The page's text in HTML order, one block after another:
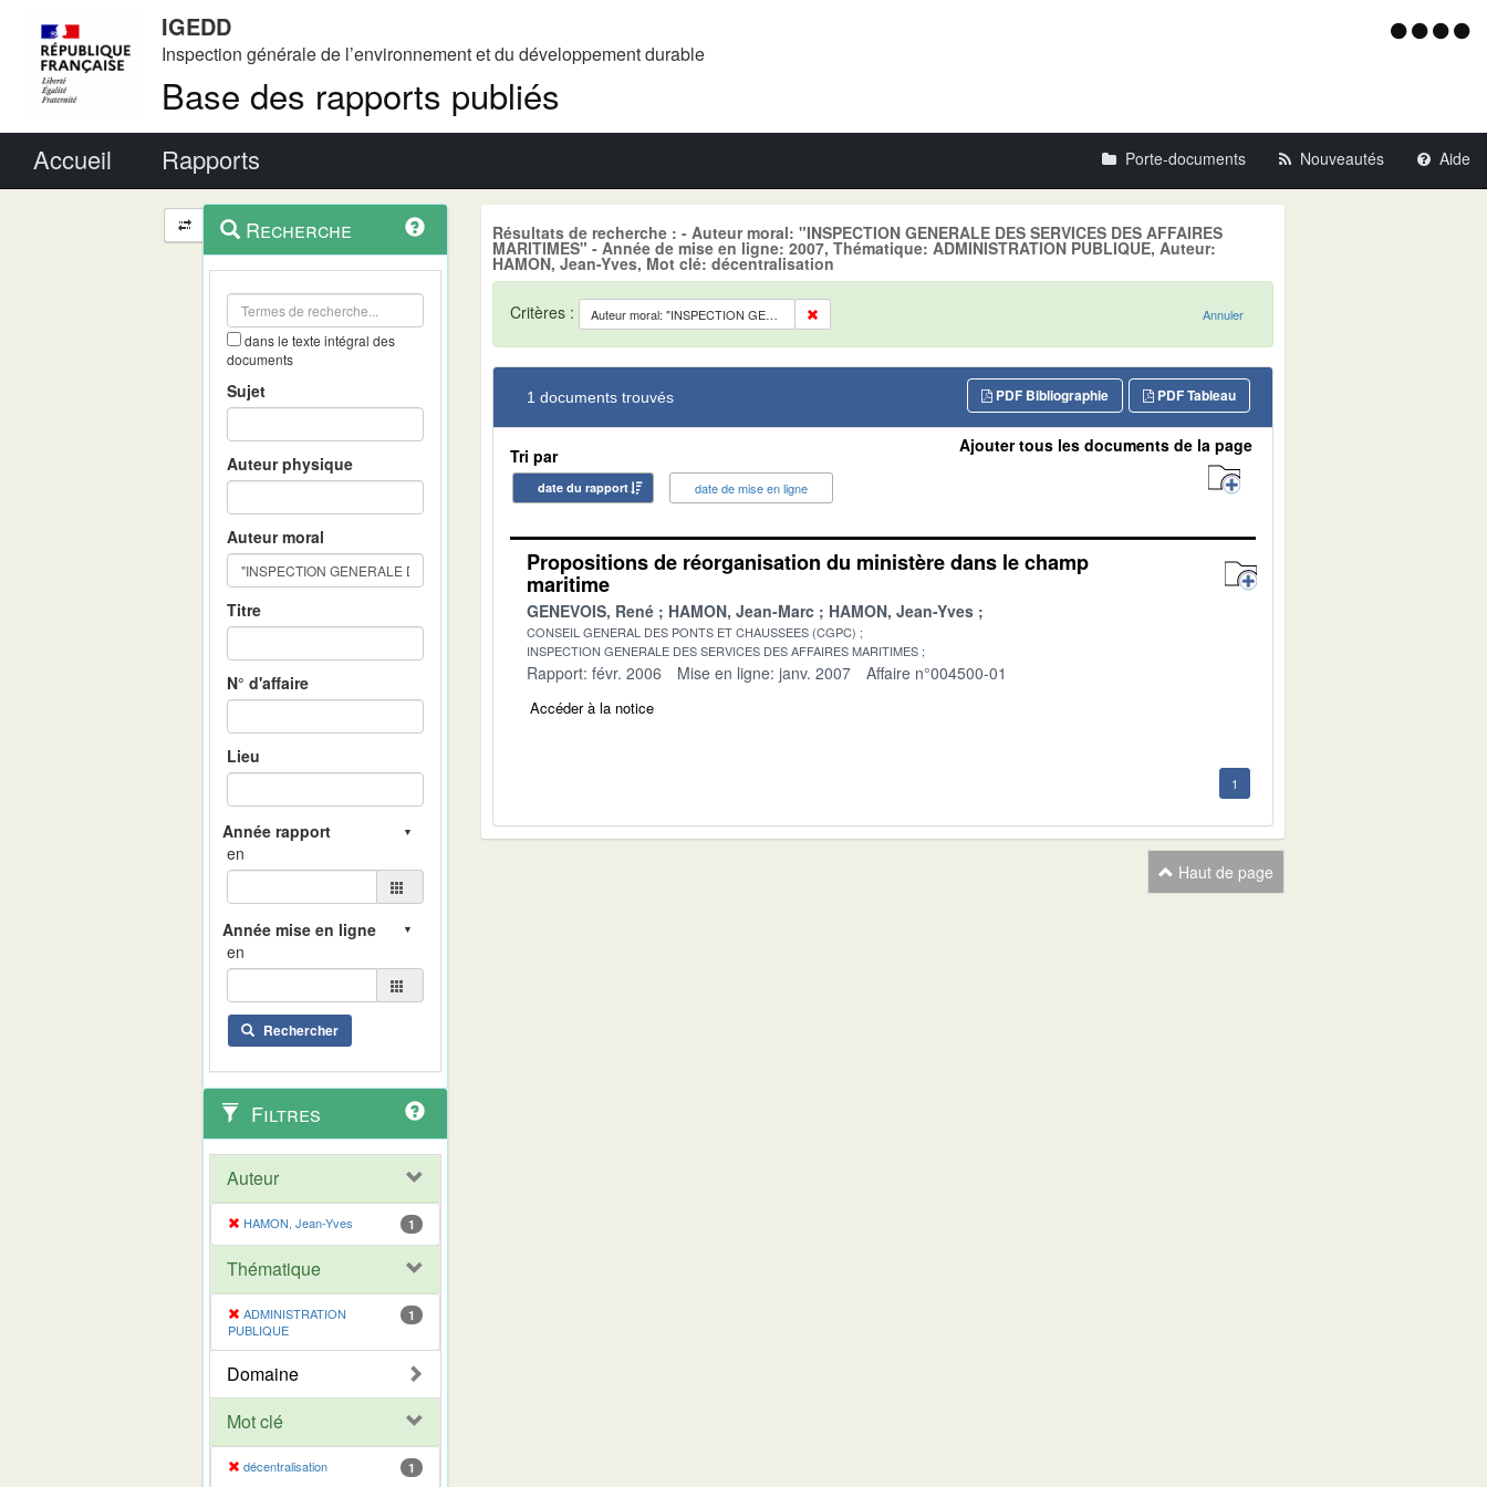
IGEDD
Inspection générale de l’environnement et du développement durable
Base des rapports publiés
Menu
Accueil Rapports Porte-documents Nouveautés Aide
Navigation
et
outils
contextuel
Recherche
dans le texte intégral des
documents
Sujet
Auteur physique
Auteur moral
Titre
N° d'affaire
Lieu
en
en
Rechercher
Filtres
Auteur
HAMON, Jean-Yves 1
Thématique
ADMINISTRATION
PUBLIQUE
1
Domaine
Mot clé
décentralisation 1
Résultats de recherche : - Auteur moral: "INSPECTION GENERALE DES SERVICES DES AFFAIRES
MARITIMES" - Année de mise en ligne: 2007, Thématique: ADMINISTRATION PUBLIQUE, Auteur:
HAMON, Jean-Yves, Mot clé: décentralisation
Critères : Auteur moral: "INSPECTION GENERALE DES SERVICES DES AFFAIRES MARITIMES" Annuler
1 documents trouvés PDF Tableau
PDF Bibliographie
Tri par
date du rapport date de mise en ligne
Ajouter tous les documents de la page
Propositions de réorganisation du ministère dans le champ
maritime
GENEVOIS, René HAMON, Jean-Marc HAMON, Jean-Yves
CONSEIL GENERAL DES PONTS ET CHAUSSEES (CGPC)
INSPECTION GENERALE DES SERVICES DES AFFAIRES MARITIMES
Rapport: févr. 2006 Mise en ligne: janv. 2007 Affaire n°004500-01
Accéder à la notice
1
Haut de page